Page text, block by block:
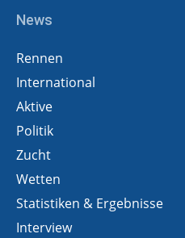
News
Rennen
International
Aktive
Politik
Zucht
Wetten
Statistiken & Ergebnisse
Interview